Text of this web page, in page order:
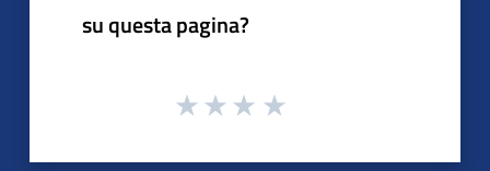
su questa pagina?